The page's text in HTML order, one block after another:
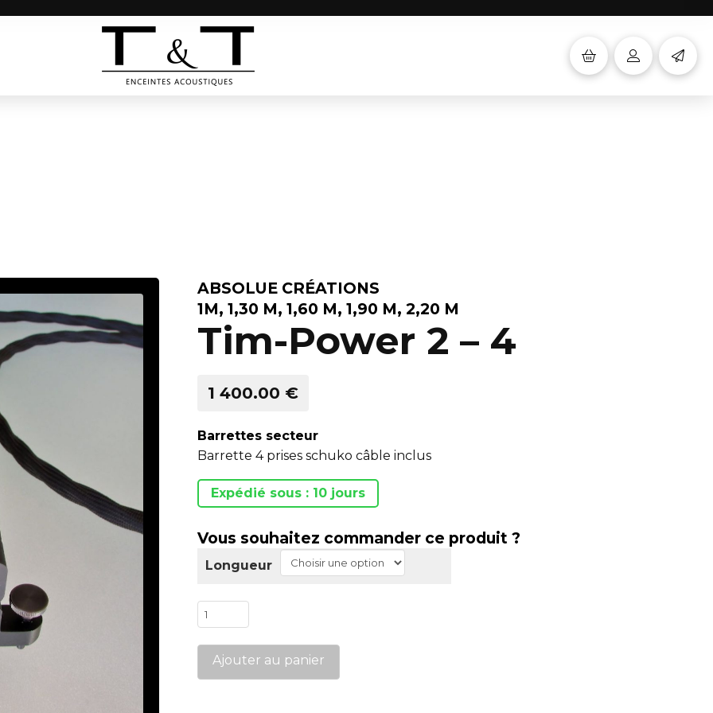
ABSOLUE CRÉATIONS
1M, 1,30 M, 1,60 M, 1,90 M, 2,20 M
Tim-Power 2 – 4
1 400.00 €
Barrettes secteur
Barrette 4 prises schuko câble inclus
Expédié sous : 10 jours
Vous souhaitez commander ce produit ?
Longueur
quantité
de
Tim-
Power
Ajouter au panier